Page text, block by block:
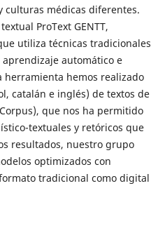
culturas médicas diferentes.
ProText GENTT,
utiliza técnicas tradicionales
automático e
herramienta hemos realizado
catalán e inglés) de textos de
que nos ha permitido
textuales y retóricos que
resultados, nuestro grupo
optimizados con
tradicional como digital